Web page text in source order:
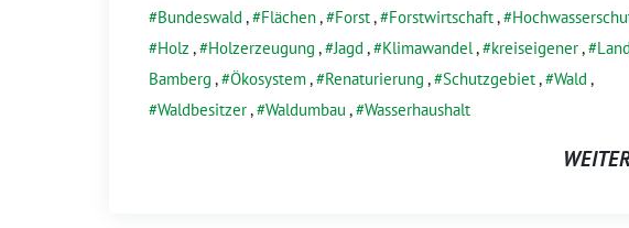
Bundeswald , Flächen, Forst, Forstwirtschaft,
Holz , Holzerzeugung , Jagd , Klimawandel, kreiseigener,
Bamberg , Ökosystem, Renaturierung , Schutzgebiet, Wald ,
Waldbesitzer, Waldumbau , Wasserhaushalt